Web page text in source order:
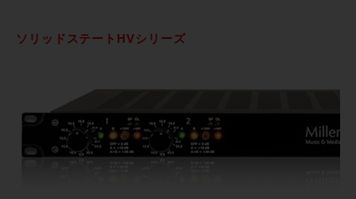
ソリッドステートHVシリーズ